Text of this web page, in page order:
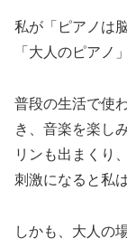
私が「ピアノは
「大人のピアノ
普段の生活で使
き、音楽を楽し
リンも出まくり
刺激になると私
しかも、大人の